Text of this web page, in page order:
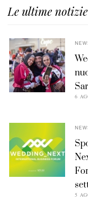
Le ultime notizie
6
5